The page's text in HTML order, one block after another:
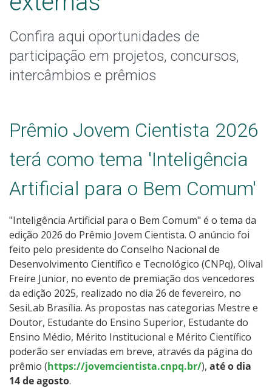
Programa Institucional de Bolsa de Iniciação à Docência -
Residência Pedagógica
Editais Encerrados
Confira aqui oportunidades de
participação em projetos, concursos,
intercâmbios e prêmios
Prêmio Jovem Cientista 2026
terá como tema 'Inteligência
Artificial para o Bem Comum'
"Inteligência Artificial para o Bem Comum" é o tema da
edição 2026 do Prêmio Jovem Cientista. O anúncio foi
feito pelo presidente do Conselho Nacional de
Desenvolvimento Científico e Tecnológico (CNPq), Olival
Freire Junior, no evento de premiação dos vencedores
da edição 2025, realizado no dia 26 de fevereiro, no
SesiLab Brasília. As propostas nas categorias Mestre e
Doutor, Estudante do Ensino Superior, Estudante do
Ensino Médio, Mérito Institucional e Mérito Científico
poderão ser enviadas em breve, através da página do
prêmio (https://jovemcientista.cnpq.br/), até o dia
14 de agosto.